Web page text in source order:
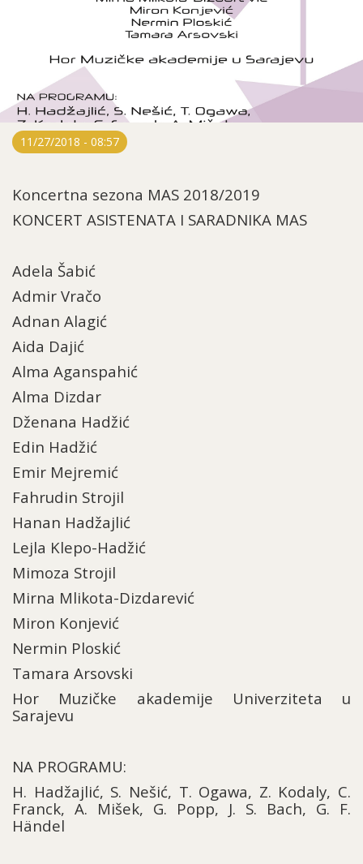
11/27/2018 - 08:57
Koncertna sezona MAS 2018/2019
KONCERT ASISTENATA I SARADNIKA MAS
Adela Šabić
Admir Vračo
Adnan Alagić
Aida Dajić
Alma Aganspahić
Alma Dizdar
Dženana Hadžić
Edin Hadžić
Emir Mejremić
Fahrudin Strojil
Hanan Hadžajlić
Lejla Klepo-Hadžić
Mimoza Strojil
Mirna Mlikota-Dizdarević
Miron Konjević
Nermin Ploskić
Tamara Arsovski
Hor Muzičke akademije Univerziteta u
Sarajevu
NA PROGRAMU:
H. Hadžajlić, S. Nešić, T. Ogawa, Z. Kodaly, C.
Franck, A. Mišek, G. Popp, J. S. Bach, G. F.
Händel